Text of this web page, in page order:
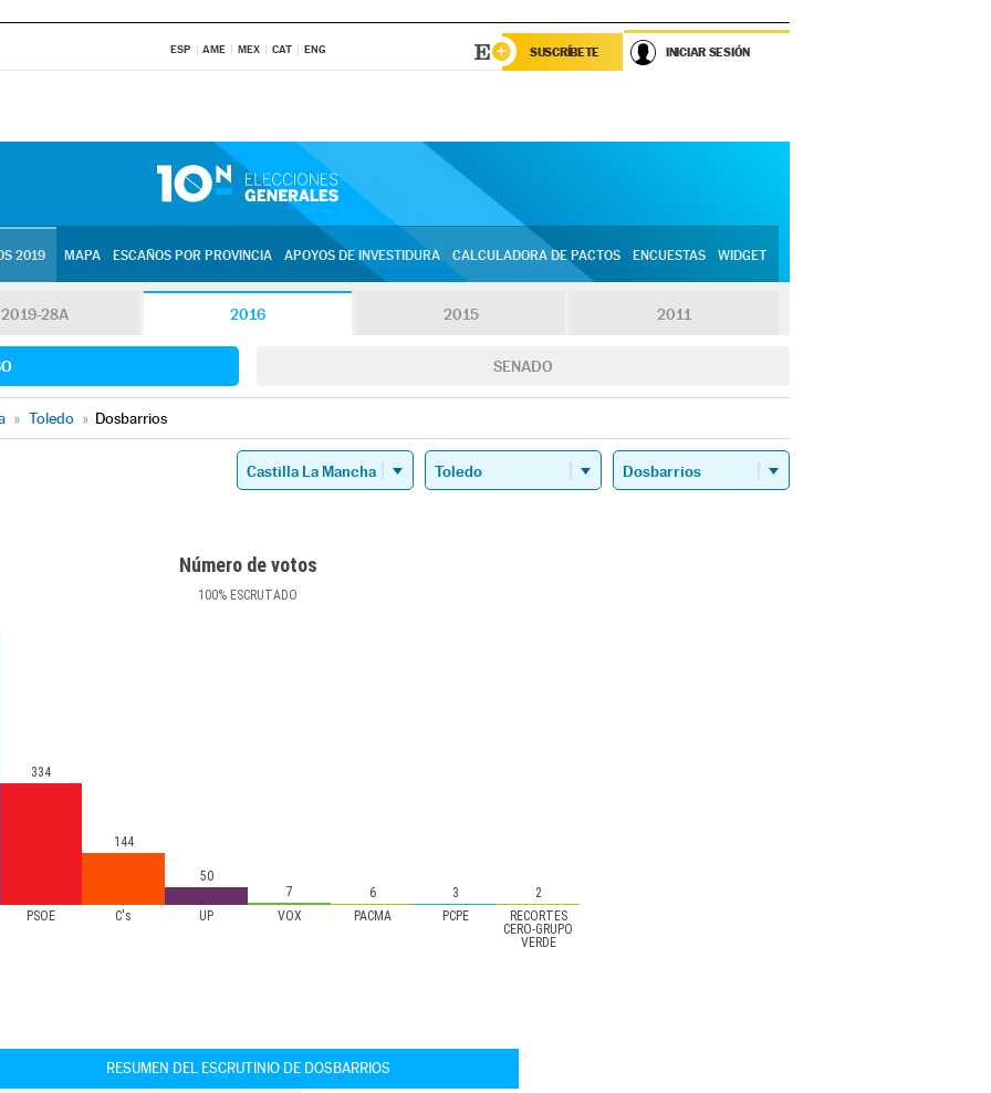
ESP AME MEX CAT ENG SUSCRÍBETE INICIAR SESIÓN
2019 MAPA ESCAÑOS POR PROVINCIA APOYOS DE INVESTIDURA CALCULADORA DE PACTOS ENCUESTAS WIDGET
2019-28A 2016 2015 2011
SENADO
» Toledo » Dosbarrios
Número de votos
100% ESCRUTADO
PSOE C's UP VOX PACMA PCPE
RECORTES
CERO-GRUPO
VERDE
334
144
50
7
6 3 2
RESUMEN DEL ESCRUTINIO DE DOSBARRIOS